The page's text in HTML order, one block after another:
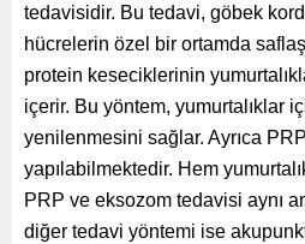
tedavisidir. Bu tedavi, göbek
hücrelerin özel bir ortamda
protein keseciklerinin
içerir. Bu yöntem, yumurtalıklar
yenilenmesini sağlar. Ayrıca
yapılabilmektedir. Hem
PRP ve eksozom tedavisi aynı
diğer tedavi yöntemi ise